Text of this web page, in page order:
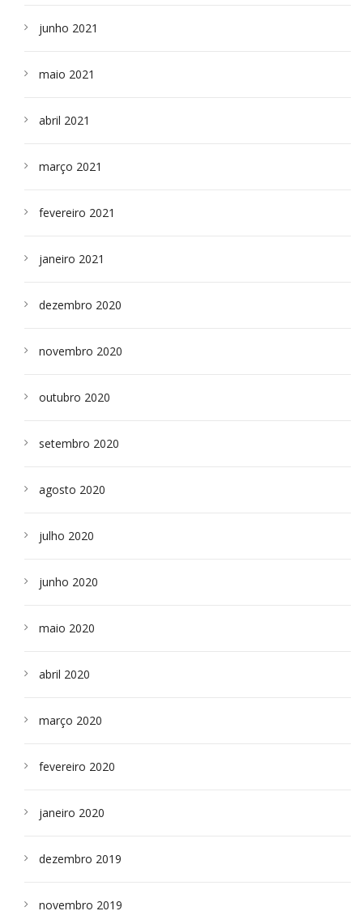
junho 2021
maio 2021
abril 2021
março 2021
fevereiro 2021
janeiro 2021
dezembro 2020
novembro 2020
outubro 2020
setembro 2020
agosto 2020
julho 2020
junho 2020
maio 2020
abril 2020
março 2020
fevereiro 2020
janeiro 2020
dezembro 2019
novembro 2019